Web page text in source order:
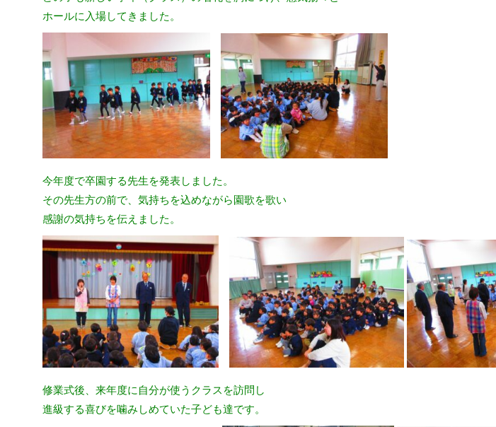
ホールに入場してきました。
今年度で卒園する先生を発表しました。
その先生方の前で、気持ちを込めながら園歌を歌い
感謝の気持ちを伝えました。
修業式後、来年度に自分が使うクラスを訪問し
進級する喜びを噛みしめていた子ども達です。